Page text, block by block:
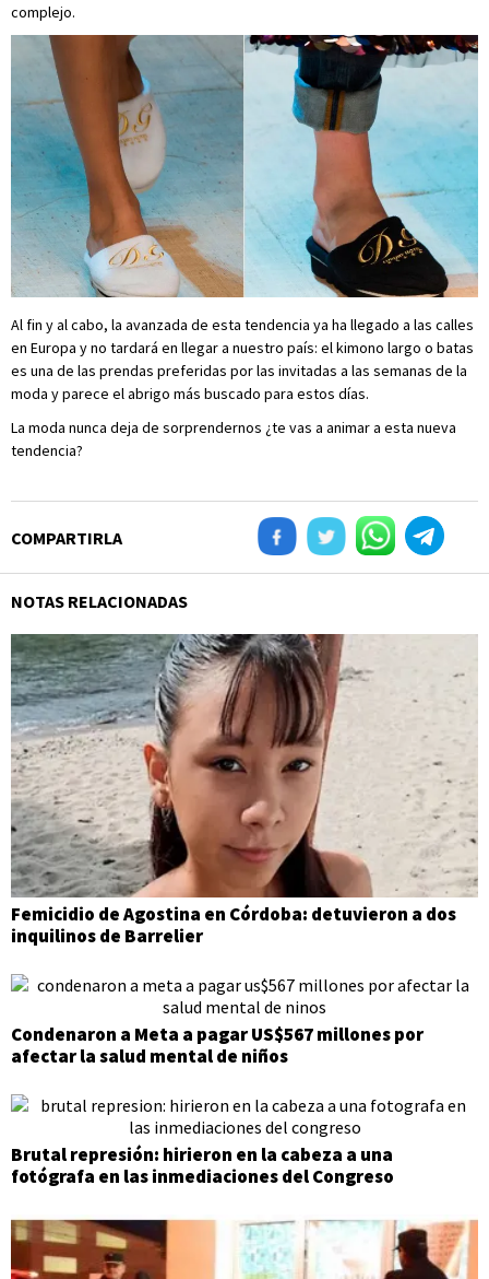
complejo.
Al fin y al cabo, la avanzada de esta tendencia ya ha llegado a las calles
en Europa y no tardará en llegar a nuestro país: el kimono largo o batas
es una de las prendas preferidas por las invitadas a las semanas de la
moda y parece el abrigo más buscado para estos días.
La moda nunca deja de sorprendernos ¿te vas a animar a esta nueva
tendencia?
COMPARTIRLA
NOTAS RELACIONADAS
Femicidio de Agostina en Córdoba: detuvieron a dos
inquilinos de Barrelier
Condenaron a Meta a pagar US$567 millones por
afectar la salud mental de niños
Brutal represión: hirieron en la cabeza a una
fotógrafa en las inmediaciones del Congreso